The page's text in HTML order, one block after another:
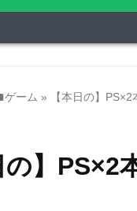
ゲーム » 【本日の】
の】